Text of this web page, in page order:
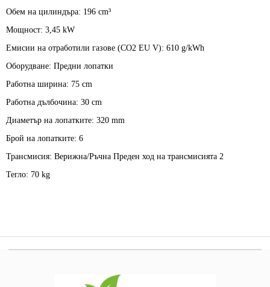
Обем на цилиндъра: 196 cm³
Мощност: 3,45 kW
Емисии на отработили газове (CO2 EU V): 610 g/kWh
Оборудване: Предни лопатки
Работна ширина: 75 cm
Работна дълбочина: 30 cm
Диаметър на лопатките: 320 mm
Брой на лопатките: 6
Трансмисия: Верижна/Ръчна Преден ход на трансмисията 2
Тегло: 70 kg